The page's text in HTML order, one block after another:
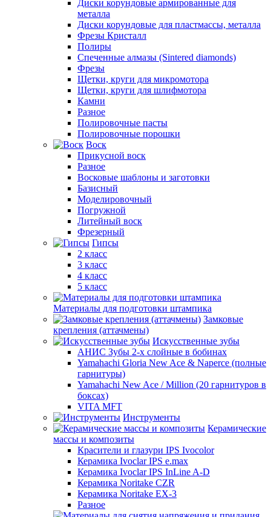
Диски корундовые армированные для
металла
Диски корундовые для пластмассы, металла
Фрезы Кристалл
Полиры
Спеченные алмазы (Sintered diamonds)
Фрезы
Щетки, круги для микромотора
Щетки, круги для шлифмотора
Камни
Разное
Полировочные пасты
Полировочные порошки
Воск
Прикусной воск
Разное
Восковые шаблоны и заготовки
Базисный
Моделировочный
Погружной
Литейный воск
Фрезерный
Гипсы
2 класс
3 класс
4 класс
5 класс
Материалы для подготовки штампика
Замковые
крепления (аттачмены)
Искусственные зубы
АНИС Зубы 2-х слойные в бобинах
Yamahachi Gloria New Ace & Naperce (полные
гарнитуры)
Yamahachi New Ace / Million (20 гарнитуров в
боксах)
VITA MFT
Инструменты
Керамические
массы и композиты
Красители и глазури IPS Ivocolor
Керамика Ivoclar IPS e.max
Керамика Ivoclar IPS InLine A-D
Керамика Noritake CZR
Керамика Noritake EX-3
Разное